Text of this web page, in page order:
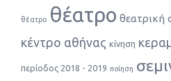
θέατρο θέατρο θεατρική
κέντρο αθήνας κίνηση
περίοδος 2018 - 2019 ποίηση